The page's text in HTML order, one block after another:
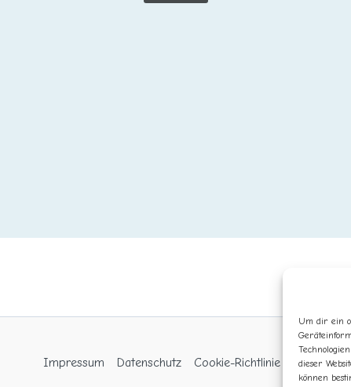
Um dir ein
dieser
können
Impressum Datenschutz Cookie-Richtlinie (EU)